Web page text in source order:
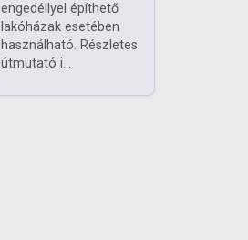
engedéllyel építhető
lakóházak esetében
használható. Részletes
útmutató i...